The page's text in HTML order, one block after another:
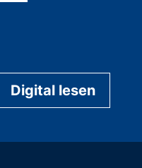
Digital lesen